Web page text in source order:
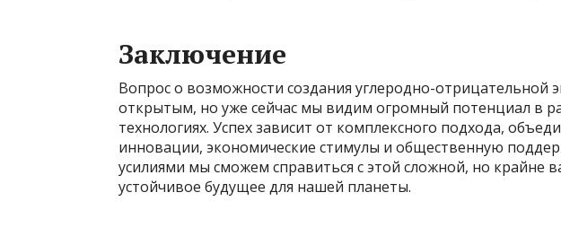
Заключение
Вопрос о возможности создания углеродно-отрицательной
открытым, но уже сейчас мы видим огромный потенциал в
технологиях. Успех зависит от комплексного подхода,
инновации, экономические стимулы и общественную
усилиями мы сможем справиться с этой сложной, но крайне
устойчивое будущее для нашей планеты.